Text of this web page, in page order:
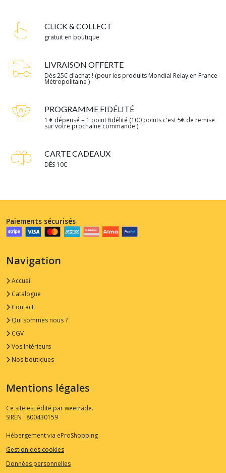
CLICK & COLLECT
gratuit en boutique
LIVRAISON OFFERTE
Dès 25€ d'achat ! (pour les produits Mondial Relay en France
Métropolitaine )
PROGRAMME FIDÉLITÉ
1 € dépensé = 1 point fidélité (100 points c'est 5€ de remise
sur votre prochaine commande )
CARTE CADEAUX
DÈS 10€
Paiements sécurisés
Navigation
Accueil
Catalogue
Contact
Qui sommes nous ?
CGV
Vos Intérieurs
Nos boutiques
Mentions légales
Ce site est édité par weetrade.
SIREN : 800430159
Hébergement via eProShopping
Gestion des cookies
Données personnelles